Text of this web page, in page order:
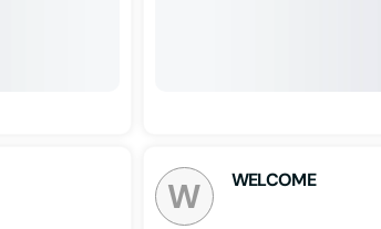
W WELCOME